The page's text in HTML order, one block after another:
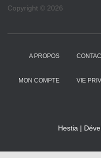
Copyright © 2026
A PROPOS
MON COMPTE VIE
Hestia |